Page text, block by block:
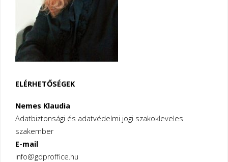
ELÉRHETŐSÉGEK
Nemes Klaudia
Adatbiztonsági és adatvédelmi jogi szakokleveles
szakember
E-mail
info@gdproffice.hu